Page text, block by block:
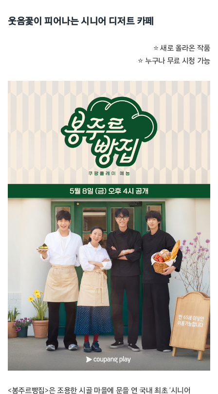
웃음꽃이 피어나는 시니어 디저트 카페
⭐ 새로 올라온 작품
⭐ 누구나 무료 시청 가능
<봉주르빵집>은 조용한 시골 마을에 문을 연 국내 최초 ‘시니어